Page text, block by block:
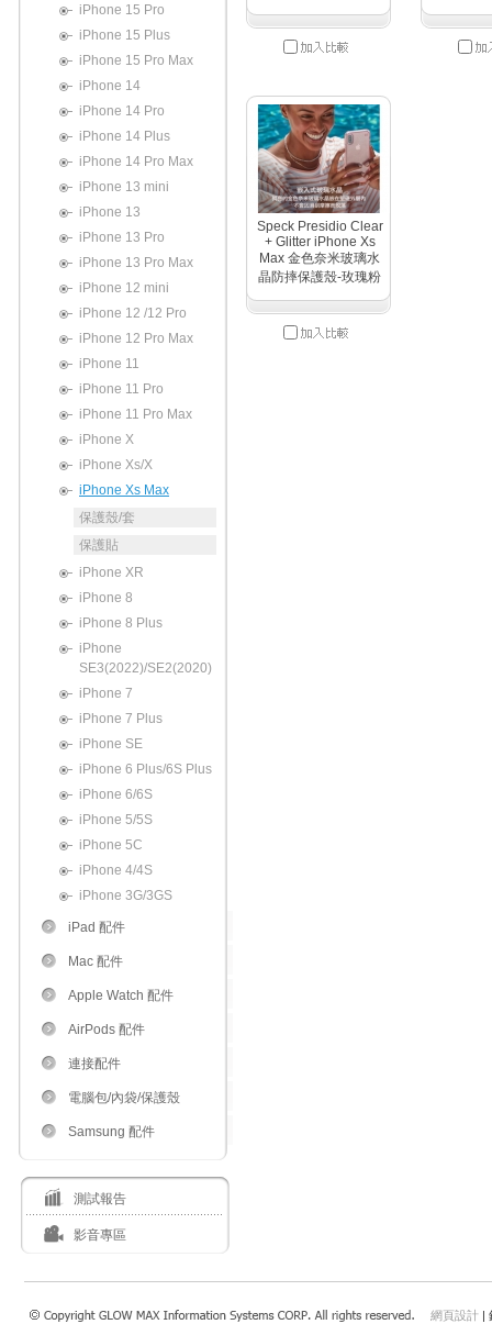
iPhone 15 Pro
iPhone 15 Plus
iPhone 15 Pro Max
iPhone 14
iPhone 14 Pro
iPhone 14 Plus
iPhone 14 Pro Max
iPhone 13 mini
iPhone 13
iPhone 13 Pro
iPhone 13 Pro Max
iPhone 12 mini
iPhone 12 /12 Pro
iPhone 12 Pro Max
iPhone 11
iPhone 11 Pro
iPhone 11 Pro Max
iPhone X
iPhone Xs/X
iPhone Xs Max
保護殼/套
保護貼
iPhone XR
iPhone 8
iPhone 8 Plus
iPhone
SE3(2022)/SE2(2020)
iPhone 7
iPhone 7 Plus
iPhone SE
iPhone 6 Plus/6S Plus
iPhone 6/6S
iPhone 5/5S
iPhone 5C
iPhone 4/4S
iPhone 3G/3GS
iPad 配件
Mac 配件
Apple Watch 配件
AirPods 配件
連接配件
電腦包/內袋/保護殼
Samsung 配件
測試報告
影音專區
Speck Presidio Clear
+ Glitter iPhone Xs
Max 金色奈米玻璃水
晶防摔保護殼-玫瑰粉
網頁設計 |